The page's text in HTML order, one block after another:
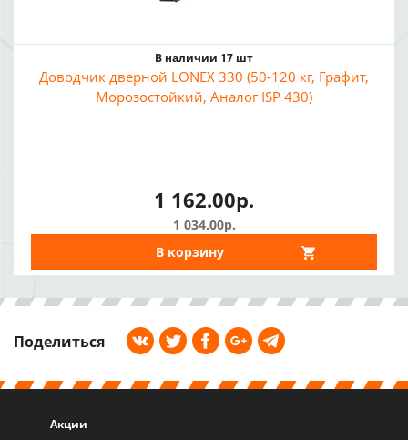
В наличии 17 шт
Доводчик дверной LONEX 330 (50-120 кг, Графит,
Морозостойкий, Аналог ISP 430)
1 162.00р.
1 034.00р.
В корзину
Поделиться
Акции